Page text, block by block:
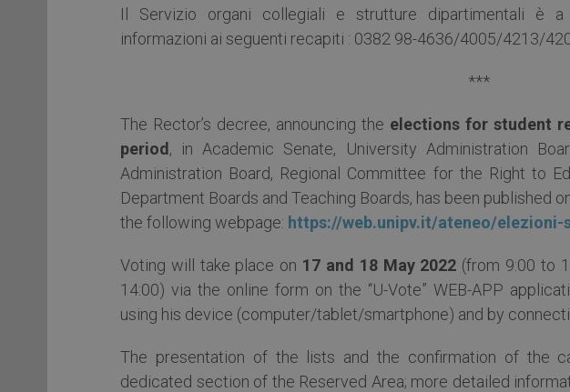
Il Servizio organi collegiali e strutture dipartimentali è a
informazioni ai seguenti recapiti : 0382 98-4636/4005/4213/
***
The Rector’s decree, announcing the elections for student
period, in Academic Senate, University Administration
Administration Board, Regional Committee for the Right to
Department Boards and Teaching Boards, has been published
the following webpage: https://web.unipv.it/ateneo/
Voting will take place on 17 and 18 May 2022 (from 9:00 to
14:00) via the online form on the “U-Vote” WEB-APP
using his device (computer/tablet/smartphone) and by
The presentation of the lists and the confirmation of the
dedicated section of the Reserved Area; more detailed